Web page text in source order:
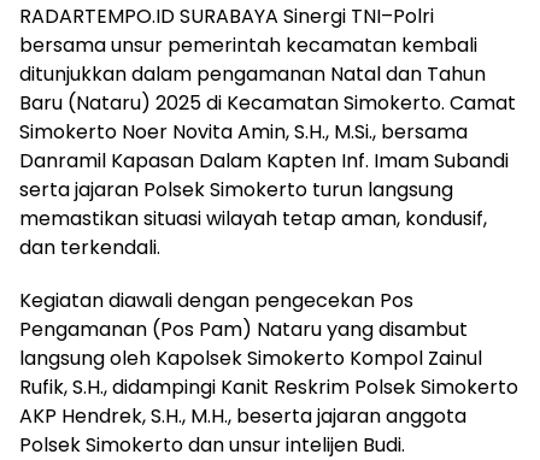
RADARTEMPO.ID SURABAYA Sinergi TNI–Polri
bersama unsur pemerintah kecamatan kembali
ditunjukkan dalam pengamanan Natal dan Tahun
Baru (Nataru) 2025 di Kecamatan Simokerto. Camat
Simokerto Noer Novita Amin, S.H., M.Si., bersama
Danramil Kapasan Dalam Kapten Inf. Imam Subandi
serta jajaran Polsek Simokerto turun langsung
memastikan situasi wilayah tetap aman, kondusif,
dan terkendali.
Kegiatan diawali dengan pengecekan Pos
Pengamanan (Pos Pam) Nataru yang disambut
langsung oleh Kapolsek Simokerto Kompol Zainul
Rufik, S.H., didampingi Kanit Reskrim Polsek Simokerto
AKP Hendrek, S.H., M.H., beserta jajaran anggota
Polsek Simokerto dan unsur intelijen Budi.